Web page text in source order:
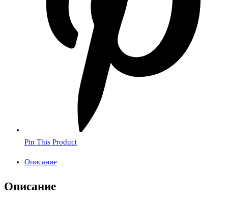
Pin This Product
Описание
Описание